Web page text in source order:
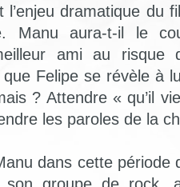
l’enjeu dramatique du
Manu aura-t-il le
ami au
Felipe se révèle à
? Attendre « qu’il
les paroles de la
dans cette période